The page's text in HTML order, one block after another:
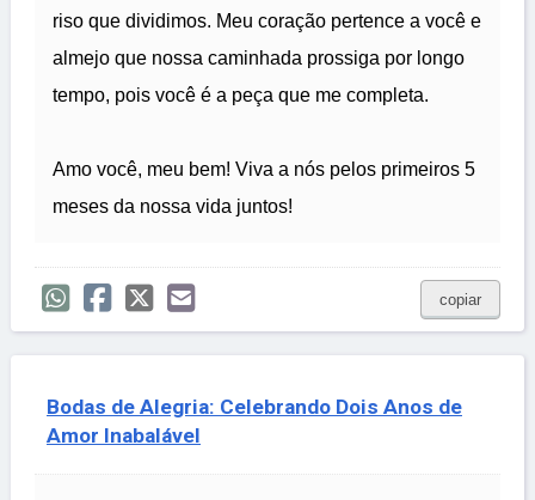
riso que dividimos. Meu coração pertence a você e
almejo que nossa caminhada prossiga por longo
tempo, pois você é a peça que me completa.
Amo você, meu bem! Viva a nós pelos primeiros 5
meses da nossa vida juntos!
copiar
Bodas de Alegria: Celebrando Dois Anos de
Amor Inabalável